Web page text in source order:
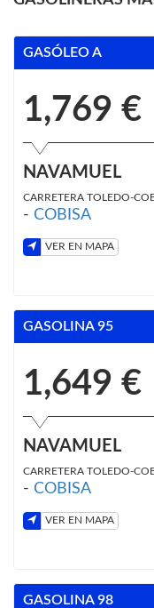
GASÓLEO A
1,769 €
NAVAMUEL
CARRETERA TOLEDO-
- COBISA
VER EN MAPA
GASOLINA 95
1,649 €
NAVAMUEL
CARRETERA TOLEDO-
- COBISA
VER EN MAPA
GASOLINA 98